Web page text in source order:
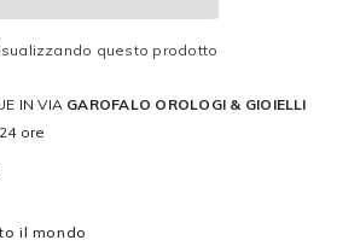
questo prodotto
IN VIA GAROFALO OROLOGI & GIOIELLI
ore
il mondo